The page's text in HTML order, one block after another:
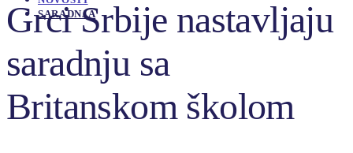
SARADNJA
Grci Srbije nastavljaju
saradnju sa
Britanskom školom